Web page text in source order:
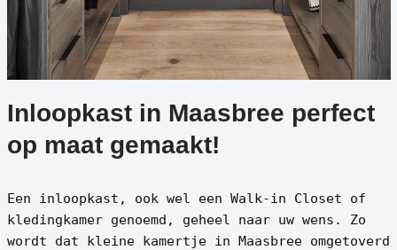
Inloopkast in Maasbree perfect
op maat gemaakt!
Een inloopkast, ook wel een Walk-in Closet of
kledingkamer genoemd, geheel naar uw wens. Zo
wordt dat kleine kamertje in Maasbree omgetoverd